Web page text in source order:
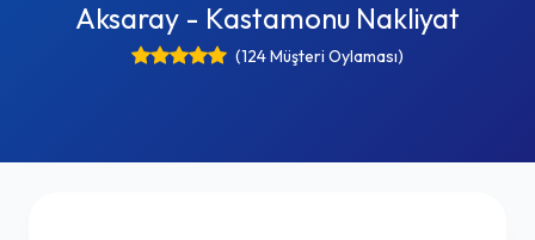
Aksaray - Kastamonu Nakliyat
(124 Müşteri Oylaması)